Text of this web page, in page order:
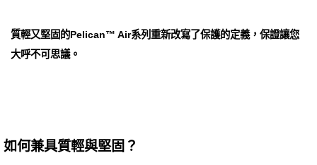
質輕又堅固的Pelican™ Air系列重新改寫了保護的定義，保證讓您
大呼不可思議。
如何兼具質輕與堅固？